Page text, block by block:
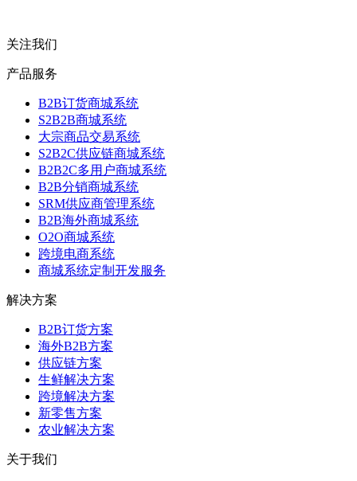
关注我们
产品服务
B2B订货商城系统
S2B2B商城系统
大宗商品交易系统
S2B2C供应链商城系统
B2B2C多用户商城系统
B2B分销商城系统
SRM供应商管理系统
B2B海外商城系统
O2O商城系统
跨境电商系统
商城系统定制开发服务
解决方案
B2B订货方案
海外B2B方案
供应链方案
生鲜解决方案
跨境解决方案
新零售方案
农业解决方案
关于我们